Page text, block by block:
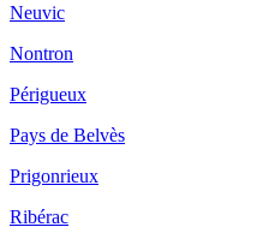
Neuvic
Nontron
Périgueux
Pays de Belvès
Prigonrieux
Ribérac